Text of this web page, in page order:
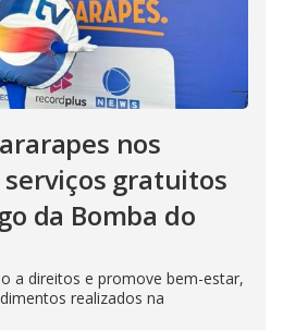
nos
gratuitos
da Bomba do
a direitos e promove bem-estar,
realizados na